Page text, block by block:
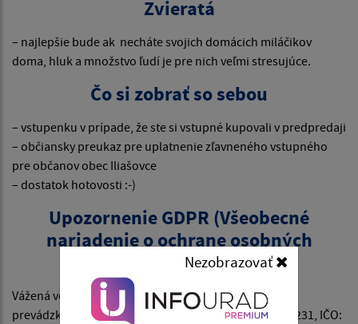
Nezobrazovať
Zvieratá
– najlepšie bude ak necháte svojich domácich miláčikov
doma, hluk a množstvo ľudí je pre nich veľmi stresujúce.
Čo si zobrať so sebou
– vstupenku v prípade, že ste si vstupné kupovali v predpredaji
– občiansky preukaz pre uplatnenie zľavneného vstupného
pre občanov obec Iliašovce
– dostatok hotovosti :-)
Upozornenie GDPR (Všeobecné
nariadenie o ochrane osobných
údajov)
Vážená verejnosť, návštevníci podujatia,
prevádzkovateľ — Obec Iliašovce, so sídlom Iliašovce 231, IČO: